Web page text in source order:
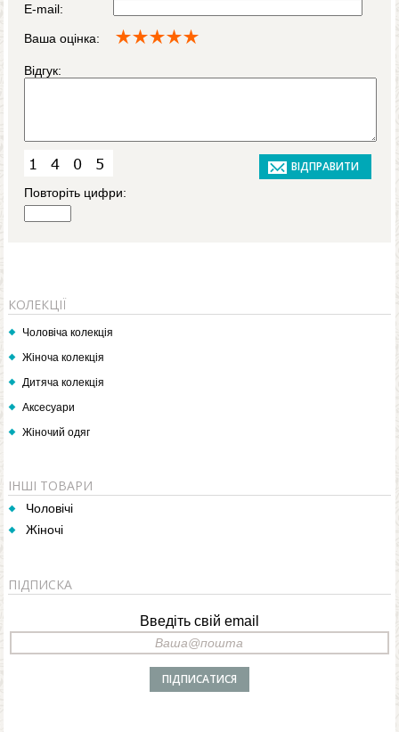
E-mail:
Ваша оцінка:
Відгук:
Повторіть цифри:
КОЛЕКЦІЇ
Чоловіча колекція
Жіноча колекція
Дитяча колекція
Аксесуари
Жіночий одяг
ІНШІ ТОВАРИ
Чоловічі
Жіночі
ПІДПИСКА
Введіть свій email